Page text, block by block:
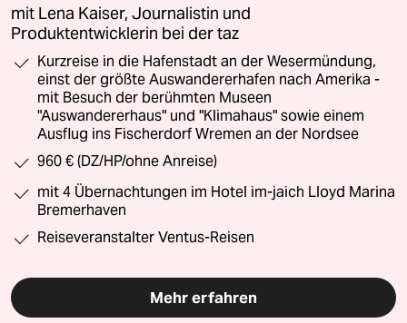
mit Lena Kaiser, Journalistin und
Produktentwicklerin bei der taz
Kurzreise in die Hafenstadt an der Wesermündung,
einst der größte Auswandererhafen nach Amerika -
mit Besuch der berühmten Museen
"Auswandererhaus" und "Klimahaus" sowie einem
Ausflug ins Fischerdorf Wremen an der Nordsee
960 € (DZ/HP/ohne Anreise)
mit 4 Übernachtungen im Hotel im-jaich Lloyd Marina
Bremerhaven
Reiseveranstalter Ventus-Reisen
Mehr erfahren